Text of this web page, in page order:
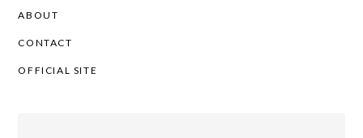
ABOUT
CONTACT
OFFICIAL SITE